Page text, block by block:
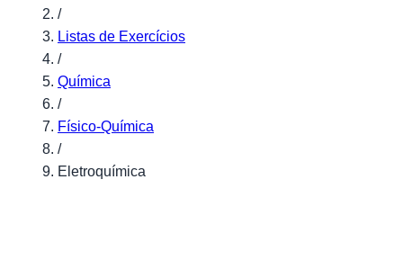
/
Listas de Exercícios
/
Química
/
Físico-Química
/
Eletroquímica